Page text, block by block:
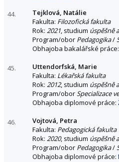
44.
Tejklová, Natálie
Fakulta: Filozofická fakulta
Rok: 2021, studium úspěšně
Program/obor Pedagogika/
Obhajoba bakalářské práce:
45.
Uttendorfská, Marie
Fakulta: Lékařská fakulta
Rok: 2012, studium úspěšně
Program/oborSpecializace
Obhajoba diplomové práce:
46.
Vojtová, Petra
Fakulta: Pedagogická fakulta
Rok: 2020, studium úspěšně
Program/obor Pedagogika/
Obhajoba diplomové práce: